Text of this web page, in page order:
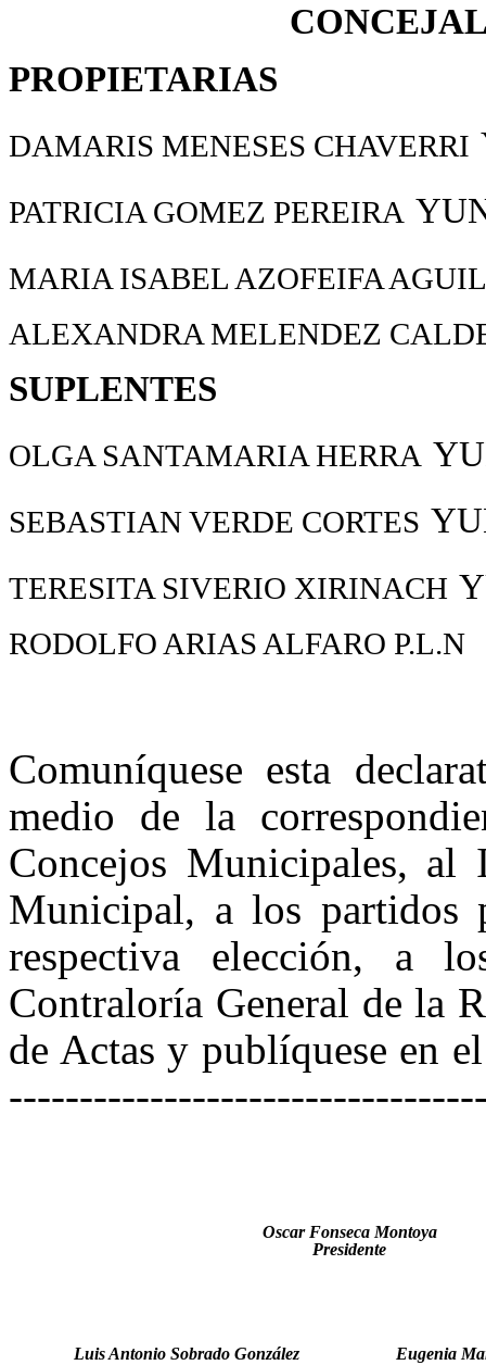
PROPIETARIAS
DAMARIS MENESES CHAVERRI
PATRICIA GOMEZ PEREIRA
MARIA ISABEL AZOFEIFA
ALEXANDRA MELENDEZ
SUPLENTES
OLGA SANTAMARIA HERRA
SEBASTIAN VERDE CORTES
TERESITA SIVERIO XIRINACH
RODOLFO ARIAS ALFARO P.L.N
Comuníquese esta
medio de la
Concejos Municipales, al
Municipal, a los partidos
respectiva elección, a
Contraloría General de la
de Actas y publíquese en
Oscar Fonseca Montoya
Presidente
Luis Antonio Sobrado González
Eugenia